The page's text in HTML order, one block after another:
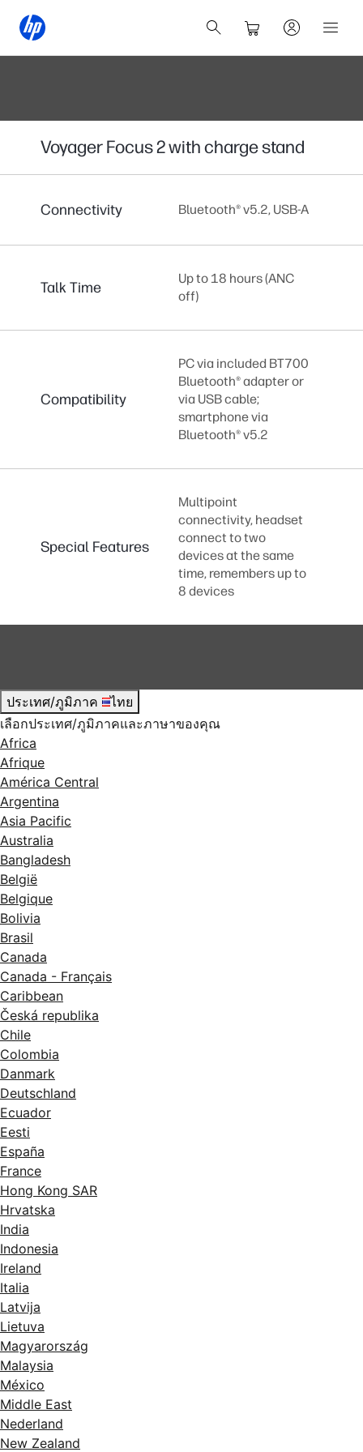
Voyager Focus 2 with charge stand
Connectivity
Talk Time
Compatibility
Special Features
Bluetooth® v5.2, USB-A
Up to 18 hours (ANC
off)
PC via included BT700
Bluetooth® adapter or
via USB cable;
smartphone via
Bluetooth® v5.2
Multipoint
connectivity, headset
connect to two
devices at the same
time, remembers up to
8 devices
ประเทศ/ภูมิภาค
ไทย
เลือกประเทศ/ภูมิภาคและภาษาของคุณ
Africa
Afrique
América Central
Argentina
Asia Pacific
Australia
Bangladesh
België
Belgique
Bolivia
Brasil
Canada
Canada - Français
Caribbean
Česká republika
Chile
Colombia
Danmark
Deutschland
Ecuador
Eesti
España
France
Hong Kong SAR
Hrvatska
India
Indonesia
Ireland
Italia
Latvija
Lietuva
Magyarország
Malaysia
México
Middle East
Nederland
New Zealand